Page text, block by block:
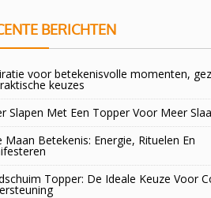
BERICHTEN
voor betekenisvolle momenten,
keuzes
Slapen Met Een Topper Voor Meer
Maan Betekenis: Energie, Rituelen En
Topper: De Ideale Keuze Voor